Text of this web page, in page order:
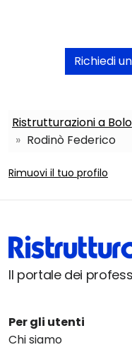
Richiedi
Ristrutturazioni a
Rodinò Federico
Rimuovi il tuo profilo
Il portale dei
Per gli utenti
Chi siamo